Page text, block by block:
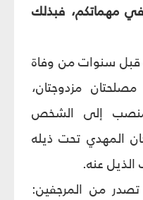
مهماتكم، فبذلك
قبل سنوات من وفاة
مزدوجتان،
إلى الشخص
المهدي تحت ذيله
عنه.
من المرجفين: